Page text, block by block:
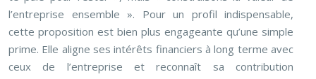
l’entreprise ensemble ». Pour un profil indispensable,
cette proposition est bien plus engageante qu’une simple
prime. Elle aligne ses intérêts financiers à long terme avec
ceux de l’entreprise et reconnaît sa contribution